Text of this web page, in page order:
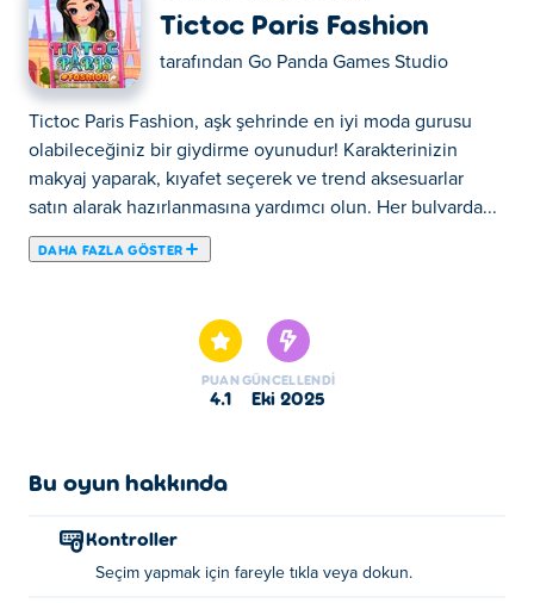
Tictoc Paris Fashion
tarafından Go Panda Games Studio
Tictoc Paris Fashion, aşk şehrinde en iyi moda gurusu
olabileceğiniz bir giydirme oyunudur! Karakterinizin
makyaj yaparak, kıyafet seçerek ve trend aksesuarlar
satın alarak hazırlanmasına yardımcı olun. Her bulvarda...
DAHA FAZLA GÖSTER
makyaj yaparak, kıyafet seçerek ve trend aksesuarlar
satın alarak hazırlanmasına yardımcı olun. Her bulvarda
dikkatleri üzerine çekecek mükemmel bir Paris
sergileyin!
Tictoc Paris Fashion nasıl oynanır?
Seçiminizi yapmak için tıklayın veya dokunun.
PUAN
4.1
GÜNCELLENDI
Eki 2025
Bu oyun hakkında
Kontroller
Seçim yapmak için fareyle tıkla veya dokun.